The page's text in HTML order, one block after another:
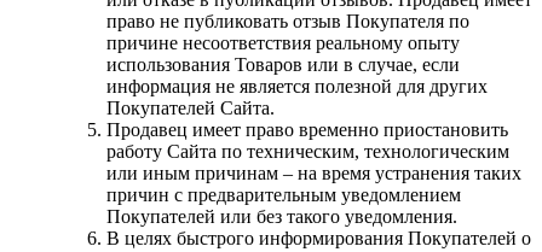
право не публиковать отзыв Покупателя по
причине несоответствия реальному опыту
использования Товаров или в случае, если
информация не является полезной для других
Покупателей Сайта.
Продавец имеет право временно приостановить
работу Сайта по техническим, технологическим
или иным причинам – на время устранения таких
причин с предварительным уведомлением
Покупателей или без такого уведомления.
В целях быстрого информирования Покупателей о